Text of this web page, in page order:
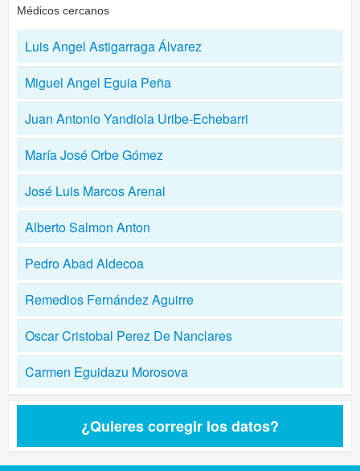
Médicos cercanos
Luis Angel Astigarraga Álvarez
Miguel Angel Eguia Peña
Juan Antonio Yandiola Uribe-Echebarri
María José Orbe Gómez
José Luis Marcos Arenal
Alberto Salmon Anton
Pedro Abad Aldecoa
Remedios Fernández Aguirre
Oscar Cristobal Perez De Nanclares
Carmen Eguidazu Morosova
¿Quieres corregir los datos?